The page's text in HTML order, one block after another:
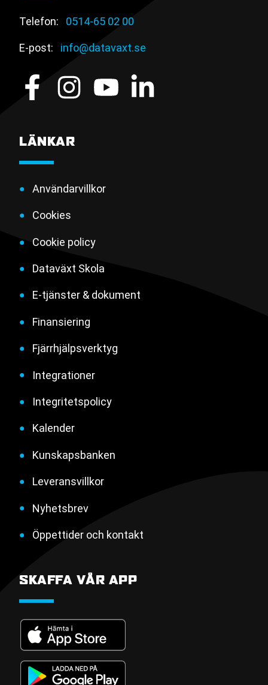
Telefon: 0514-65 02 00
E-post: info@datavaxt.se
LÄNKAR
Användarvillkor
Cookies
Cookie policy
Dataväxt Skola
E-tjänster & dokument
Finansiering
Fjärrhjälpsverktyg
Integrationer
Integritetspolicy
Kalender
Kunskapsbanken
Leveransvillkor
Nyhetsbrev
Öppettider och kontakt
SKAFFA VÅR APP